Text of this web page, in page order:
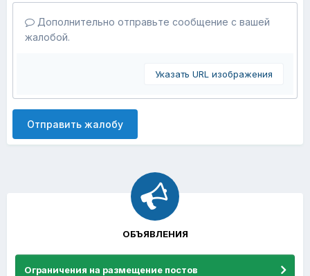
Дополнительно отправьте сообщение с вашей
жалобой.
Указать URL изображения
Отправить жалобу
ОБЪЯВЛЕНИЯ
Ограничения на размещение постов